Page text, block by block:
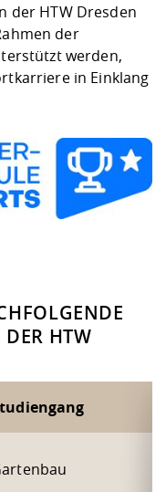
Fremdsprachen
der HTW Dresden
der
werden,
in Einklang
DER HTW